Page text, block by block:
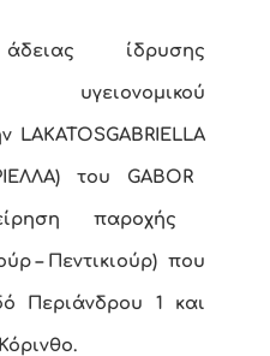
ίδρυσης
υγειονομικού
LAKATOSGABRIELLA
του GABOR
παροχής
– Πεντικιούρ) που
Περιάνδρου 1 και